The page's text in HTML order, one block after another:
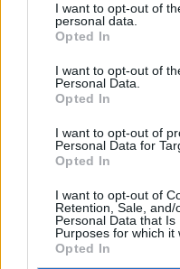
I want to opt-out of
personal data.
Opted In
I want to opt-out of
Personal Data.
Opted In
I want to opt-out of
Personal Data for
Opted In
I want to opt-out of
Retention, Sale,
Personal Data that
Purposes for which it
Opted In
αλλά ως συντελεστής
αστάθειας.
Συνεπώς, η εν λόγω
περιπτώσεις
συμφέροντα των
επιρροή.
Εν κατακλείδι, η